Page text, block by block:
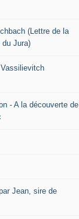
(Lettre de la
du Jura)
- A la découverte de
Jean, sire de